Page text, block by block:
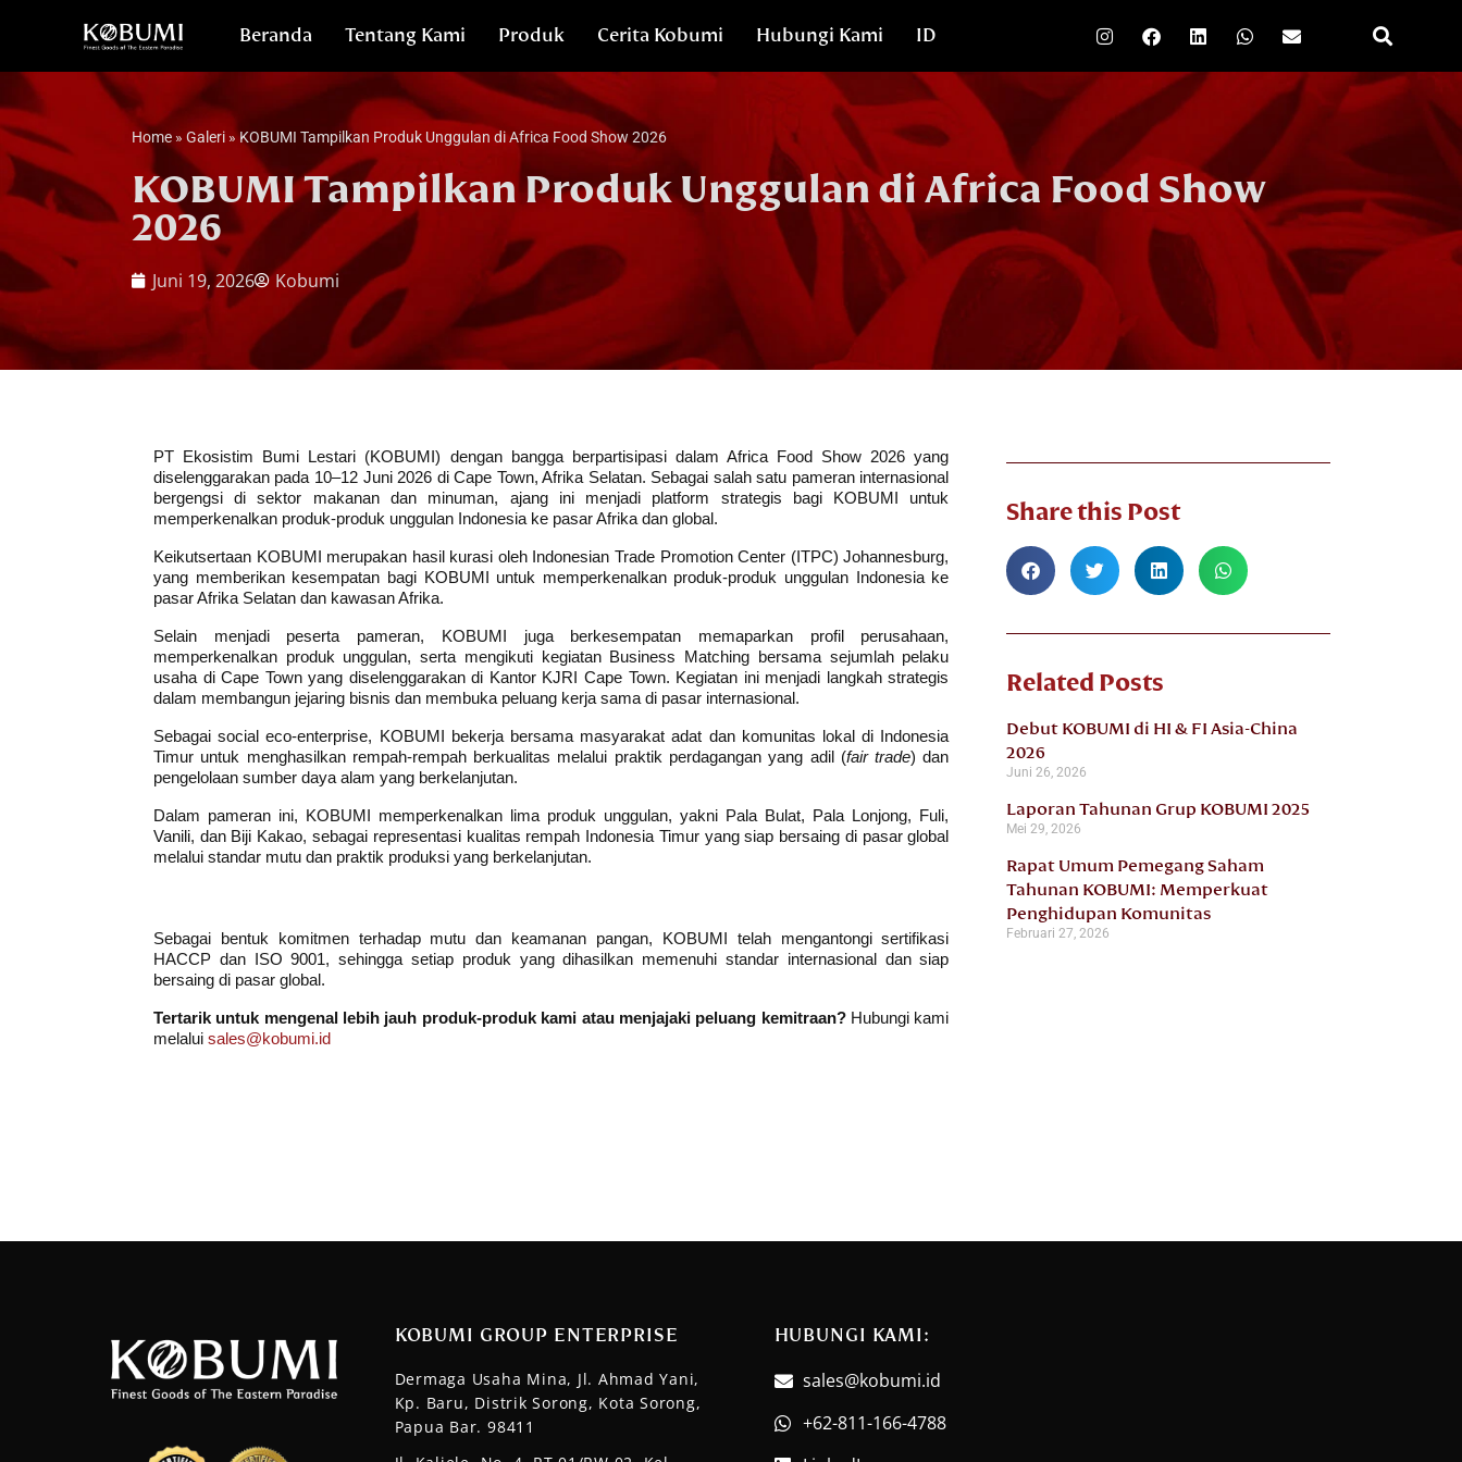
Beranda Tentang Kami Produk Cerita Kobumi Hubungi Kami ID
Home» Galeri»KOBUMI Tampilkan Produk Unggulan di Africa Food Show 2026
KOBUMI Tampilkan Produk Unggulan di Africa Food Show
2026
Juni 19, 2026 Kobumi
PT Ekosistim Bumi Lestari (KOBUMI) dengan bangga berpartisipasi dalam Africa Food Show 2026 yang
diselenggarakan pada 10–12 Juni 2026 di Cape Town, Afrika Selatan. Sebagai salah satu pameran internasional
bergengsi di sektor makanan dan minuman, ajang ini menjadi platform strategis bagi KOBUMI untuk
memperkenalkan produk-produk unggulan Indonesia ke pasar Afrika dan global.
Keikutsertaan KOBUMI merupakan hasil kurasi oleh Indonesian Trade Promotion Center (ITPC) Johannesburg,
yang memberikan kesempatan bagi KOBUMI untuk memperkenalkan produk-produk unggulan Indonesia ke
pasar Afrika Selatan dan kawasan Afrika.
Selain menjadi peserta pameran, KOBUMI juga berkesempatan memaparkan profil perusahaan,
memperkenalkan produk unggulan, serta mengikuti kegiatan Business Matching bersama sejumlah pelaku
usaha di Cape Town yang diselenggarakan di Kantor KJRI Cape Town. Kegiatan ini menjadi langkah strategis
dalam membangun jejaring bisnis dan membuka peluang kerja sama di pasar internasional.
Sebagai social eco-enterprise, KOBUMI bekerja bersama masyarakat adat dan komunitas lokal di Indonesia
Timur untuk menghasilkan rempah-rempah berkualitas melalui praktik perdagangan yang adil (fair trade) dan
pengelolaan sumber daya alam yang berkelanjutan.
Dalam pameran ini, KOBUMI memperkenalkan lima produk unggulan, yakni Pala Bulat, Pala Lonjong, Fuli,
Vanili, dan Biji Kakao, sebagai representasi kualitas rempah Indonesia Timur yang siap bersaing di pasar global
melalui standar mutu dan praktik produksi yang berkelanjutan.
Sebagai bentuk komitmen terhadap mutu dan keamanan pangan, KOBUMI telah mengantongi sertifikasi
HACCP dan ISO 9001, sehingga setiap produk yang dihasilkan memenuhi standar internasional dan siap
bersaing di pasar global.
Tertarik untuk mengenal lebih jauh produk-produk kami atau menjajaki peluang kemitraan? Hubungi kami
melalui sales@kobumi.id
Share this Post
Related Posts
Debut KOBUMI di HI & FI Asia-China
2026
Juni 26, 2026
Laporan Tahunan Grup KOBUMI 2025
Mei 29, 2026
Rapat Umum Pemegang Saham
Tahunan KOBUMI: Memperkuat
Penghidupan Komunitas
Februari 27, 2026
KOBUMI GROUP ENTERPRISE
Dermaga Usaha Mina, Jl. Ahmad Yani,
Kp. Baru, Distrik Sorong, Kota Sorong,
Papua Bar. 98411
HUBUNGI KAMI:​
sales@kobumi.id
+62-811-166-4788